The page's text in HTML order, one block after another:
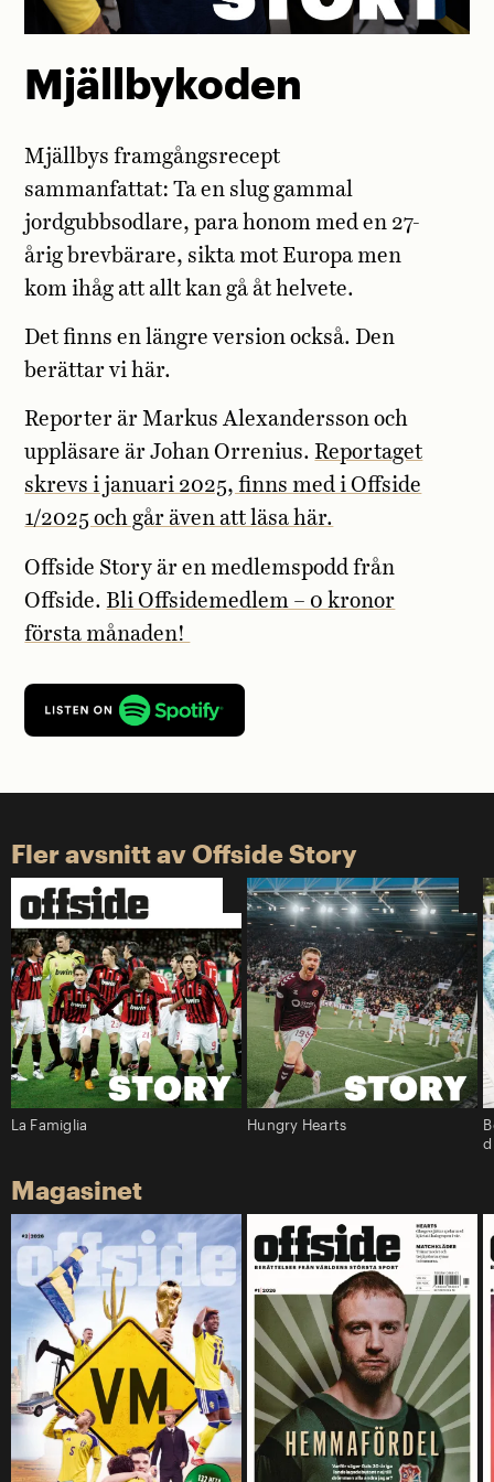
Mjällbykoden
Mjällbys framgångsrecept
sammanfattat: Ta en slug gammal
jordgubbsodlare, para honom med en 27-
årig brevbärare, sikta mot Europa men
kom ihåg att allt kan gå åt helvete.
Det finns en längre version också. Den
berättar vi här.
Reporter är Markus Alexandersson och
uppläsare är Johan Orrenius.Reportaget
skrevs i januari 2025, finns med i Offside
1/2025 och går även att läsa här.
Offside Story är en medlemspodd från
Offside. Bli Offsidemedlem – 0 kronor
första månaden!
Fler avsnitt av Offside Story
La Famiglia Hungry Hearts
Magasinet